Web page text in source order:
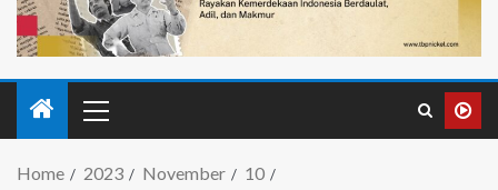
Home 2023 November
10